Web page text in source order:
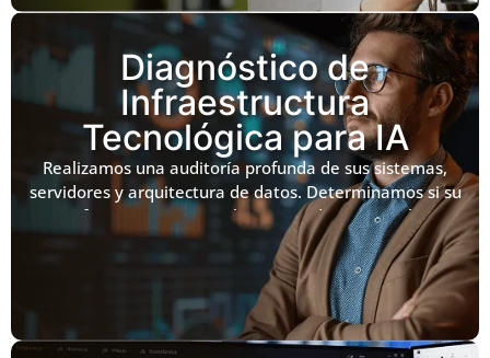
Diagnóstico de
Infraestructura
Tecnológica para IA
Realizamos una auditoría profunda de sus sistemas,
servidores y arquitectura de datos. Determinamos si su
infraestructura actual es capaz de soportar la
integración de modelos de lenguaje (LLMs) y soluciones
de IA escalables, optimizando la seguridad y la
velocidad de procesamiento para evitar fricciones
técnicas.